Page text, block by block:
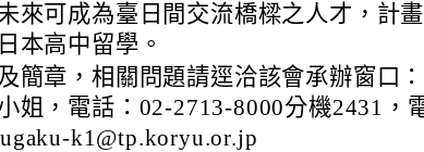
來可成為臺日間交流橋樑之人才，計
本高中留學。
簡章，相關問題請逕洽該會承辦窗口
姐，電話：02-2713-8000分機2431，
k1@tp.koryu.or.jp